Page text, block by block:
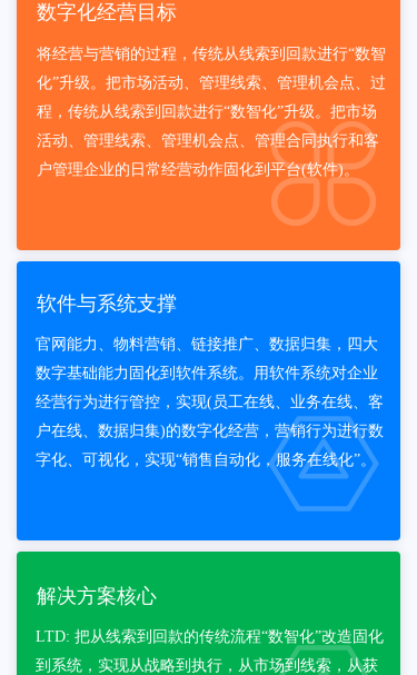
数字化经营目标
将经营与营销的过程，传统从线索到回款进行“数智
化”升级。把市场活动、管理线索、管理机会点、过
程，传统从线索到回款进行“数智化”升级。把市场
活动、管理线索、管理机会点、管理合同执行和客
户管理企业的日常经营动作固化到平台(软件)。
软件与系统支撑
官网能力、物料营销、链接推广、数据归集，四大
数字基础能力固化到软件系统。用软件系统对企业
经营行为进行管控，实现(员工在线、业务在线、客
户在线、数据归集)的数字化经营，营销行为进行数
字化、可视化，实现“销售自动化，服务在线化”。
解决方案核心
LTD: 把从线索到回款的传统流程“数智化”改造固化
到系统，实现从战略到执行，从市场到线索，从获